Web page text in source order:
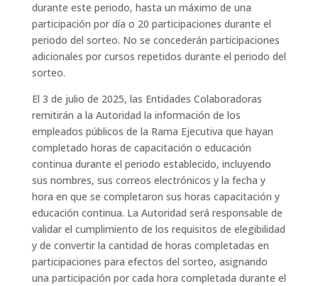
durante este periodo, hasta un máximo de una
participación por día o 20 participaciones durante el
periodo del sorteo. No se concederán participaciones
adicionales por cursos repetidos durante el periodo del
sorteo.
El 3 de julio de 2025, las Entidades Colaboradoras
remitirán a la Autoridad la información de los
empleados públicos de la Rama Ejecutiva que hayan
completado horas de capacitación o educación
continua durante el periodo establecido, incluyendo
sus nombres, sus correos electrónicos y la fecha y
hora en que se completaron sus horas capacitación y
educación continua. La Autoridad será responsable de
validar el cumplimiento de los requisitos de elegibilidad
y de convertir la cantidad de horas completadas en
participaciones para efectos del sorteo, asignando
una participación por cada hora completada durante el